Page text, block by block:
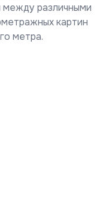
между различными
картин
метра.